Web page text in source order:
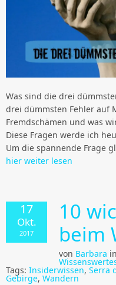
Was sind die drei
drei dümmsten Fehler auf
Fremdschämen und was
Diese Fragen werde ich
Um die spannende Frage
hier weiter lesen
17
Okt.
2017
10
beim
von Barbara in
Tags: Insiderwissen, Serra
Gebirge, Wandern